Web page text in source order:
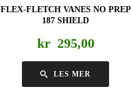
FLEX-FLETCH VANES NO PREP
187 SHIELD
kr 295,00
LES MER